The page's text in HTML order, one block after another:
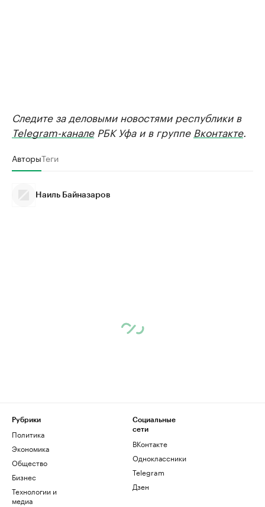
Следите за деловыми новостями республики в
Telegram-каналеРБК Уфа и в группе Вконтакте.
АвторыТеги
Наиль Байназаров
Рубрики
Политика
Экономика
Общество
Бизнес
Технологии и
медиа
Социальные
сети
ВКонтакте
Одноклассники
Telegram
Дзен